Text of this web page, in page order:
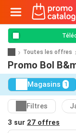
Toutes les offres
Promo Bol
Magasins 1
Filtres
3 sur 27 offres